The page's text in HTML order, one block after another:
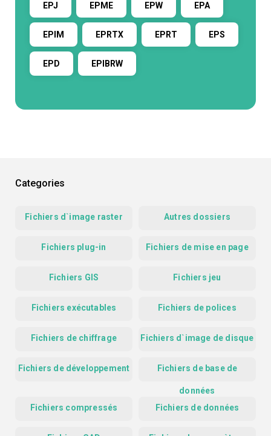
EPJ EPME EPW EPA
EPIM EPRTX EPRT EPS
EPD EPIBRW
Categories
Fichiers d`image raster Autres dossiers
Fichiers plug-in Fichiers de mise en page
Fichiers GIS Fichiers jeu
Fichiers exécutables Fichiers de polices
Fichiers de chiffrage Fichiers d`image de disque
Fichiers de développement Fichiers de base de
données
Fichiers compressés
Fichiers de données